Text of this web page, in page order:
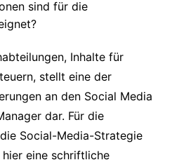
sind für die
Inhalte für
stellt eine der
an den Social Media
dar. Für die
Social-Media-Strategie
eine schriftliche